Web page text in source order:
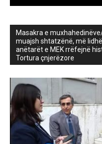
Masakra e
muajsh shtatzënë, më
anëtarët e MEK rrëfejnë
Tortura çnjerëzore